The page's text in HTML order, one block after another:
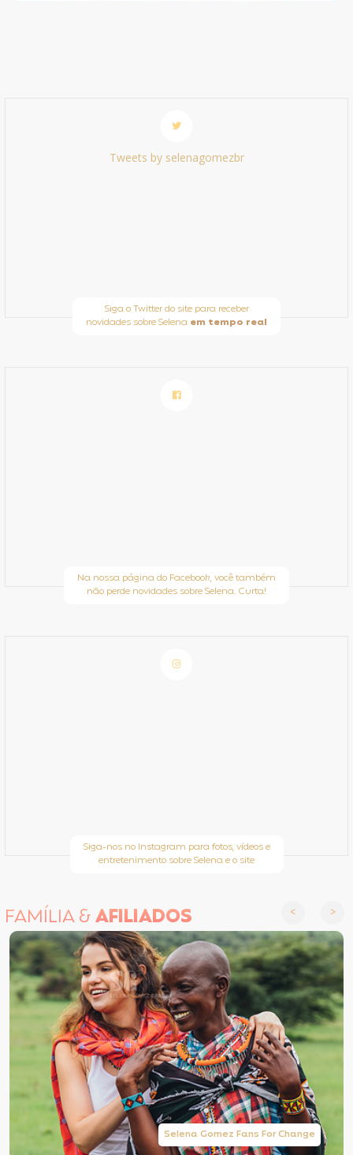
Tweets by selenagomezbr
Siga o Twitter do site para receber
novidades sobre Selena em tempo real
Na nossa página do Facebook, você também
não perde novidades sobre Selena. Curta!
Siga-nos no Instagram para fotos, vídeos e
entretenimento sobre Selena e o site
FAMÍLIA &AFILIADOS
Selena Gomez Fans For Change